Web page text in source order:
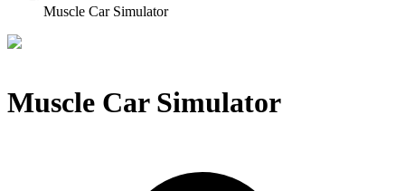
Muscle Car Simulator
Muscle Car Simulator